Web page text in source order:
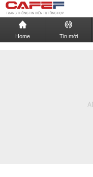
Home Tin mới